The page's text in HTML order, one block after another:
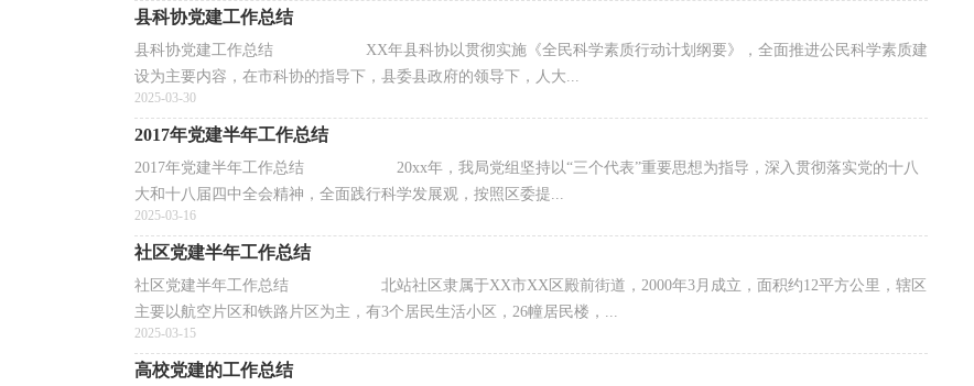
县科协党建工作总结
县科协党建工作总结 XX年县科协以贯彻实施《全民科学素质行动计划纲要》，全面推进公民科学素质建
设为主要内容，在市科协的指导下，县委县政府的领导下，人大...
2025-03-30
2017年党建半年工作总结
2017年党建半年工作总结 20xx年，我局党组坚持以“三个代表”重要思想为指导，深入贯彻落实党的十八
大和十八届四中全会精神，全面践行科学发展观，按照区委提...
2025-03-16
社区党建半年工作总结
社区党建半年工作总结 北站社区隶属于XX市XX区殿前街道，2000年3月成立，面积约12平方公里，辖区
主要以航空片区和铁路片区为主，有3个居民生活小区，26幢居民楼，...
2025-03-15
高校党建的工作总结